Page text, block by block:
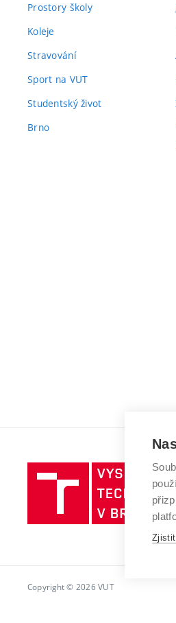
Prostory školy
Koleje
Stravování
Sport na VUT
Studentský život
Brno
Copyright © 2026 VUT